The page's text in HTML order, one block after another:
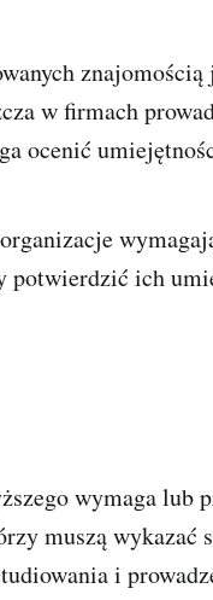
znajomością
w firmach
ocenić
potwierdzić ich
wymaga lub
muszą wykazać
i